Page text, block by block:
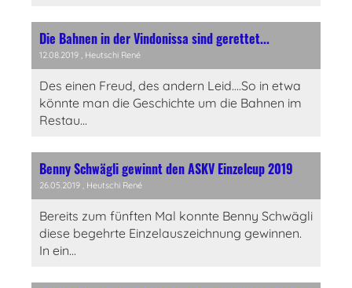
Die Bahnen in der Vindonissa sind gerettet...
12.08.2019 , Heutschi René
Des einen Freud, des andern Leid....So in etwa
könnte man die Geschichte um die Bahnen im
Restau...
Benny Schwägli gewinnt den ASKV Einzelcup 2019
26.05.2019 , Heutschi René
Bereits zum fünften Mal konnte Benny Schwägli
diese begehrte Einzelauszeichnung gewinnen.
In ein...